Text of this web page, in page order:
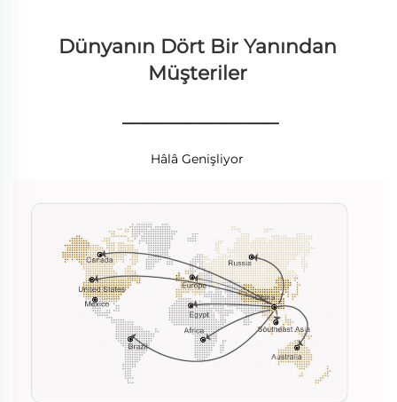
Dünyanın Dört Bir Yanından
Müşteriler
________________
Hâlâ Genişliyor